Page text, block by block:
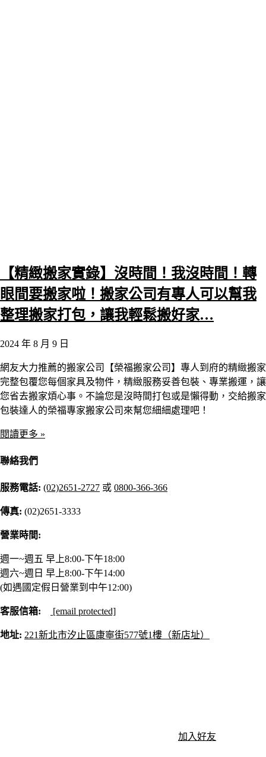
【精緻搬家實錄】沒時間！我沒時間！轉
眼間要搬家啦！搬家公司有專人可以幫我
整理搬家打包，讓我輕鬆搬好家…
2024 年 8 月 9 日
網友大力推薦的搬家公司【榮福搬家公司】專人到府的精緻搬家
完整包覆您每個家具及物件，精緻服務妥善包裝、專業搬運，讓
您省去搬家煩心事。不論您是沒時間打包或是懶得動，交給搬家
包裝達人的榮福專家搬家公司來幫您細細處理吧！
閱讀更多 »
聯絡我們
服務電話: (02)2651-2727 或 0800-366-366
傳真: (02)2651-3333
營業時間:
週一~週五 早上8:00-下午18:00
週六~週日 早上8:00-下午14:00
(如遇國定假日營業到中午12:00)
客服信箱: [email protected]
地址: 221新北市汐止區康寧街577號1樓（新店址）
加入好友